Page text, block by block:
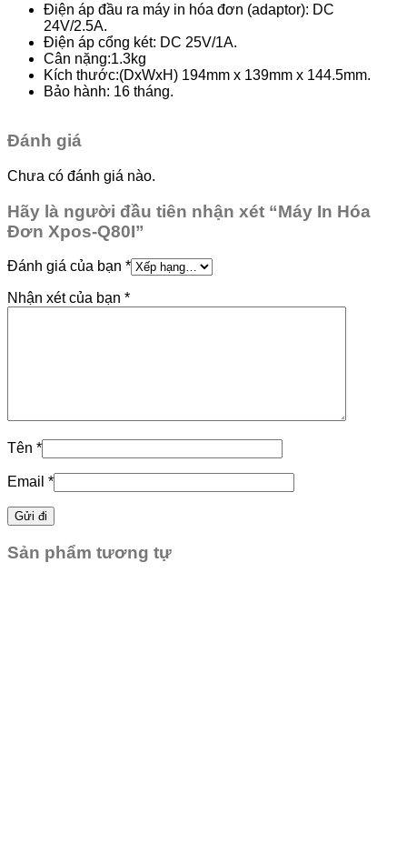
Điện áp đầu ra máy in hóa đơn (adaptor): DC
24V/2.5A.
Điện áp cổng két: DC 25V/1A.
Cân nặng:1.3kg
Kích thước:(DxWxH) 194mm x 139mm x 144.5mm.
Bảo hành: 16 tháng.
Đánh giá
Chưa có đánh giá nào.
Hãy là người đầu tiên nhận xét “Máy In Hóa
Đơn Xpos-Q80I”
Đánh giá của bạn *
Nhận xét của bạn *
Tên *
Email *
Sản phẩm tương tự